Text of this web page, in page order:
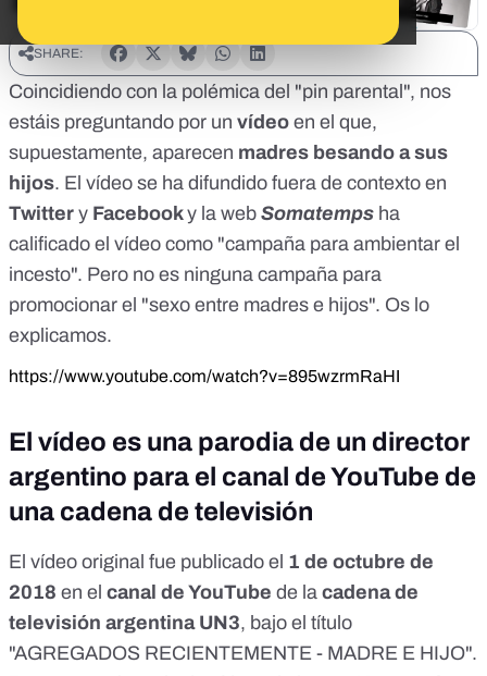
SHARE:
Coincidiendo con la polémica del "pin parental", nos
estáis preguntando por un vídeo en el que,
supuestamente, aparecen madres besando a sus
hijos. El vídeo se ha difundido fuera de contexto en
Twitter y Facebooky la web Somatemps ha
calificado el vídeo como "campaña para ambientar el
incesto". Pero no es ninguna campaña para
promocionar el "sexo entre madres e hijos". Os lo
explicamos.
https://www.youtube.com/watch?v=895wzrmRaHI
El vídeo es una parodia de un director
argentino para el canal de YouTube de
una cadena de televisión
El vídeo original fue publicado el 1 de octubre de
2018 en el canal de YouTube de la cadena de
televisión argentina UN3, bajo el título
"AGREGADOS RECIENTEMENTE - MADRE E HIJO".